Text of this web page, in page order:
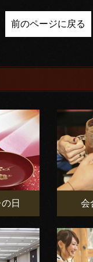
前のページに戻る
日 会